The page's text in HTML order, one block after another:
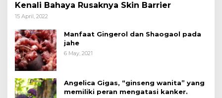
Kenali Bahaya Rusaknya Skin Barrier
15 April, 2022
Manfaat Gingerol dan Shaogaol pada
jahe
6 May, 2021
Angelica Gigas, “ginseng wanita” yang
memiliki peran mengatasi kanker.